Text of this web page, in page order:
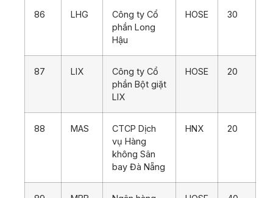
86 LHG
Công ty Cổ
phần Long
Hậu
HOSE 30
87 LIX
Công ty Cổ
phần Bột giặt
LIX
HOSE 20
88 MAS
CTCP Dịch
vụ Hàng
không Sân
bay Đà Nẵng
HNX 20